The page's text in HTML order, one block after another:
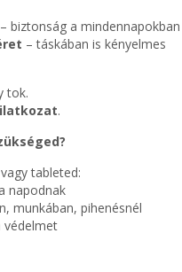
– biztonság a mindennapokban
– táskában is kényelmes
tok.
.
tableted:
napodnak
munkában, pihenésnél